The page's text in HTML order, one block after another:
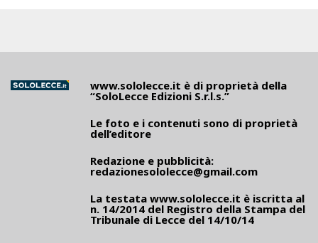
www.sololecce.it è di proprietà della
“SoloLecce Edizioni S.r.l.s.”
Le foto e i contenuti sono di proprietà
dell’editore
Redazione e pubblicità:
redazionesololecce@gmail.com
La testata www.sololecce.it è iscritta al
n. 14/2014 del Registro della Stampa del
Tribunale di Lecce del 14/10/14